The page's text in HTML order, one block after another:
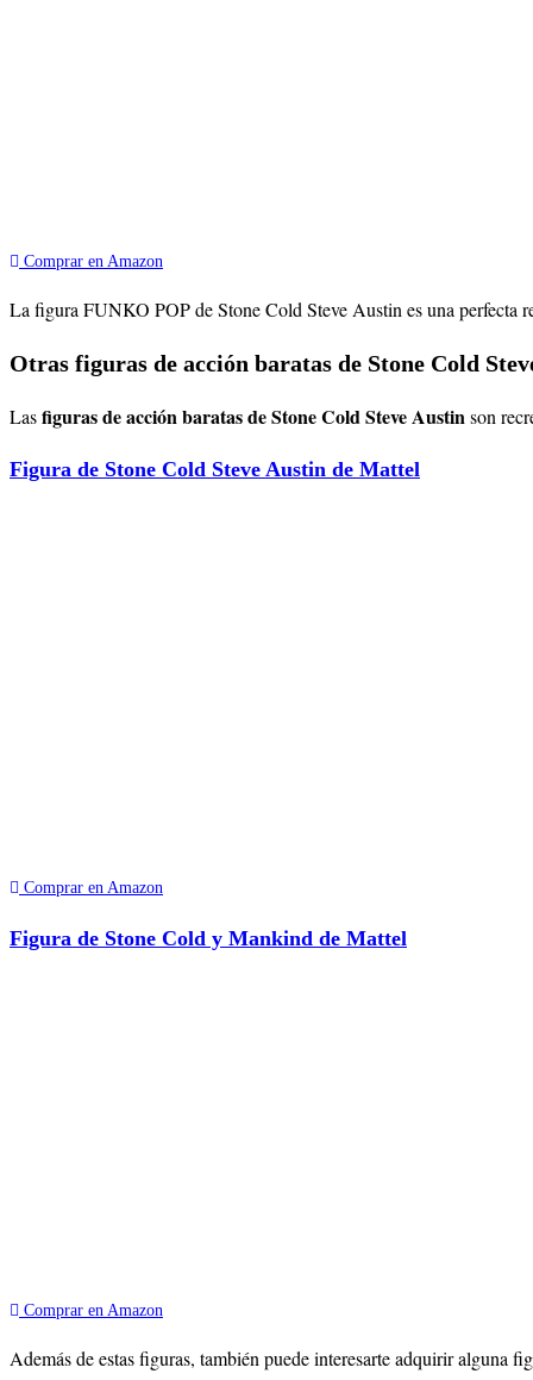
Comprar en Amazon
La figura FUNKO POP de Stone Cold Steve Austin es una perfecta
Otras figuras de acción baratas de Stone Cold
Lasfiguras de acción baratas de Stone Cold Steve Austinson
Figura de Stone Cold Steve Austin de Mattel
Comprar en Amazon
Figura de Stone Cold y Mankind de Mattel
Comprar en Amazon
Además de estas figuras, también puede interesarte adquirir alguna